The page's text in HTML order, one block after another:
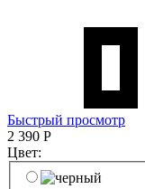
Быстрый просмотр
2 390 Р
Цвет: